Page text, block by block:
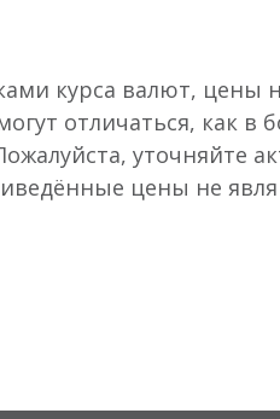
курса валют, цены
отличаться, как в
уточняйте
цены не